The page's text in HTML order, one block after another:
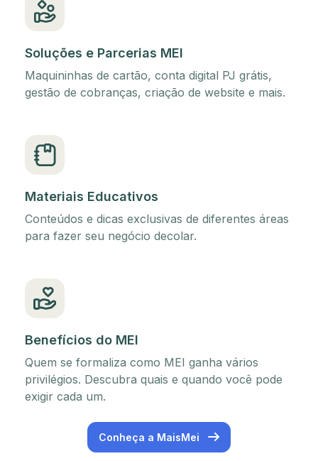
Soluções e Parcerias MEI
Maquininhas de cartão, conta digital PJ grátis,
gestão de cobranças, criação de website e mais.
Materiais Educativos
Conteúdos e dicas exclusivas de diferentes áreas
para fazer seu negócio decolar.
Benefícios do MEI
Quem se formaliza como MEI ganha vários
privilégios. Descubra quais e quando você pode
exigir cada um.
Conheça a MaisMei